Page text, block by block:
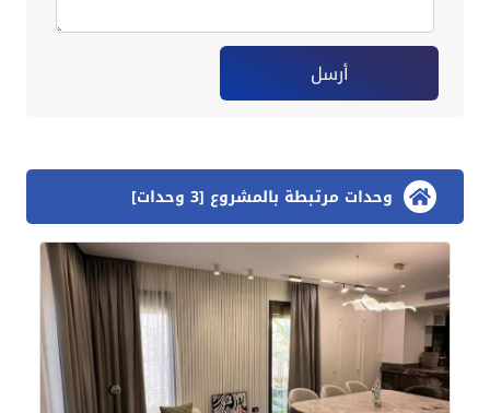
أرسل
وحدات مرتبطة بالمشروع [3 وحدات]